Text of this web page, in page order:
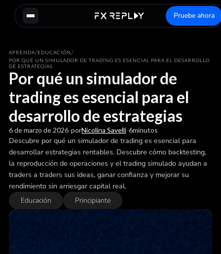
Pruebe ahora
APRENDA/EDUCACIÓN/
POR QUÉ UN SIMULADOR DE TRADING ES ESENCIAL PARA EL DESARROLLO
DE ESTRATEGIAS
Por qué un simulador de
trading es esencial para el
desarrollo de estrategias
6 de marzo de 2026-porNicolina Savelli-6minutos
Descubre por qué un simulador de trading es esencial para
desarrollar estrategias rentables. Descubre cómo backtesting,
la reproducción de operaciones y el trading simulado ayudan a
traders a traders sus ideas, ganar confianza y mejorar su
rendimiento sin arriesgar capital real.
Educación Principiante